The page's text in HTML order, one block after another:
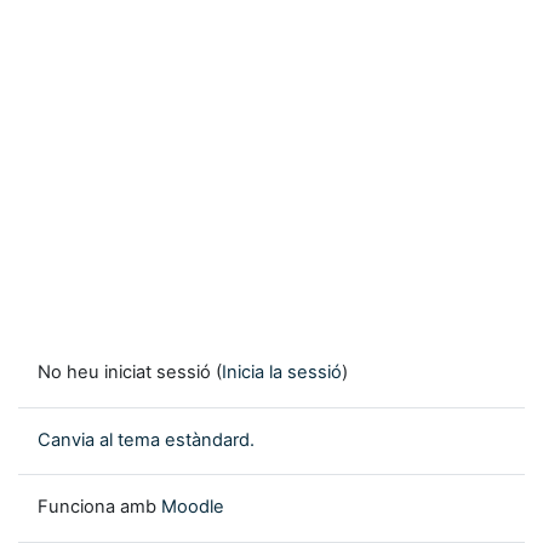
No heu iniciat sessió (Inicia la sessió)
Canvia al tema estàndard.
Funciona amb Moodle